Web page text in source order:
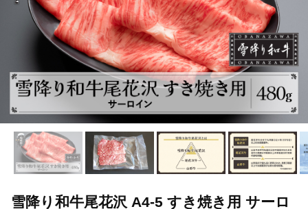
雪降り和牛尾花沢 A4-5 すき焼き用 サーロ